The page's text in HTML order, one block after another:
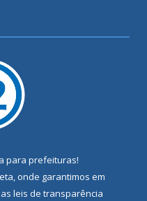
para prefeituras!
onde garantimos em
leis de transparência